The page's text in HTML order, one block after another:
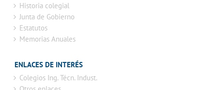
Historia colegial
Junta de Gobierno
Estatutos
Memorias Anuales
ENLACES DE INTERÉS
Colegios Ing. Técn. Indust.